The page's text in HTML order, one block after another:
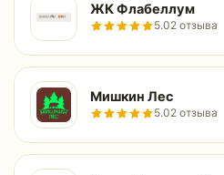
ЖК Флабеллум
5.02 отзыва
Мишкин Лес
5.02 отзыва